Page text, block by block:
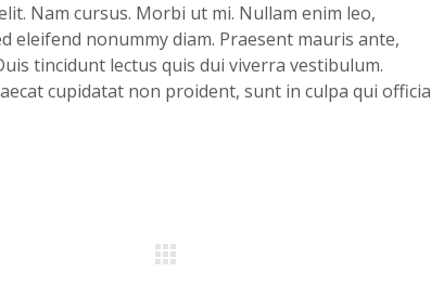
Nam cursus. Morbi ut mi. Nullam enim leo,
eleifend nonummy diam. Praesent mauris ante,
tincidunt lectus quis dui viverra vestibulum.
cupidatat non proident, sunt in culpa qui officia